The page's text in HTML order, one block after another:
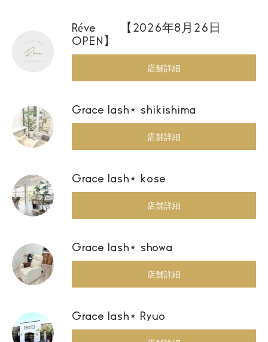
Réve 【2026年8月26日
OPEN】
店舗詳細
Grace lash⋆ shikishima
店舗詳細
Grace lash⋆ kose
店舗詳細
Grace lash⋆ showa
店舗詳細
Grace lash⋆ Ryuo